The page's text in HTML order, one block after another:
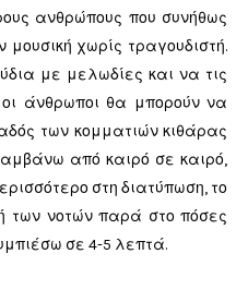
ανθρώπους που συνήθως
χωρίς τραγουδιστή.
με μελωδίες και να τις
άνθρωποι θα μπορούν να
των κομματιών κιθάρας
από καιρό σε καιρό,
στη διατύπωση, το
των νοτών παρά στο πόσες
σε 4-5 λεπτά.